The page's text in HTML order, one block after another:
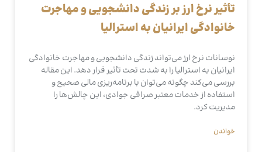
تأثیر نرخ ارز بر زندگی دانشجویی و مهاجرت
خانوادگی ایرانیان به استرالیا
نوسانات نرخ ارز می‌تواند زندگی دانشجویی و مهاجرت خانوادگی
ایرانیان به استرالیا را به شدت تحت تأثیر قرار دهد. این مقاله
بررسی می‌کند چگونه می‌توان با برنامه‌ریزی مالی صحیح و
استفاده از خدمات معتبر صرافی جوادی، این چالش‌ها را
مدیریت کرد.
خواندن